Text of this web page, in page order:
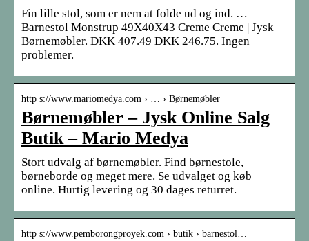
Fin lille stol, som er nem at folde ud og ind. …
Barnestol Monstrup 49X40X43 Creme Creme | Jysk
Børnemøbler. DKK 407.49 DKK 246.75. Ingen
problemer.
http s://www.mariomedya.com › … › Børnemøbler
Børnemøbler – Jysk Online Salg
Butik – Mario Medya
Stort udvalg af børnemøbler. Find børnestole,
børneborde og meget mere. Se udvalget og køb
online. Hurtig levering og 30 dages returret.
http s://www.pemborongproyek.com › butik › barnestol…